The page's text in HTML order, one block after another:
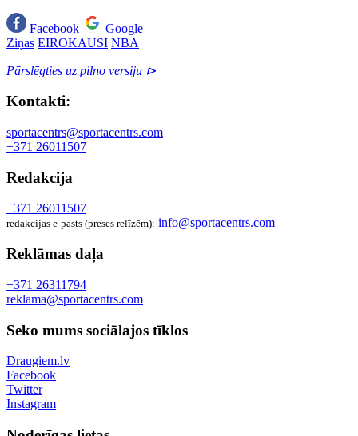
Facebook
Google
Ziņas EIROKAUSI NBA
Pārslēgties uz pilno versiju ⊳
Kontakti:
sportacentrs@sportacentrs.com
+371 26011507
Redakcija
+371 26011507
redakcijas e-pasts (preses relīzēm): info@sportacentrs.com
Reklāmas daļa
+371 26311794
reklama@sportacentrs.com
Seko mums sociālajos tīklos
Draugiem.lv
Facebook
Twitter
Instagram